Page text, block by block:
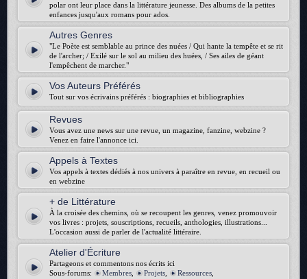
polar ont leur place dans la littérature jeunesse. Des albums de la petites
enfances jusqu'aux romans pour ados.
Autres Genres
"Le Poète est semblable au prince des nuées / Qui hante la tempête et se rit
de l'archer; / Exilé sur le sol au milieu des huées, / Ses ailes de géant
l'empêchent de marcher."
Vos Auteurs Préférés
Tout sur vos écrivains préférés : biographies et bibliographies
Revues
Vous avez une news sur une revue, un magazine, fanzine, webzine ?
Venez en faire l'annonce ici.
Appels à Textes
Vos appels à textes dédiés à nos univers à paraître en revue, en recueil ou
en webzine
+ de Littérature
À la croisée des chemins, où se recoupent les genres, venez promouvoir
vos livres : projets, souscriptions, recueils, anthologies, illustrations...
L'occasion aussi de parler de l'actualité littéraire.
Atelier d'Écriture
Partageons et commentons nos écrits ici
Sous-forums:
Membres Projets Ressources